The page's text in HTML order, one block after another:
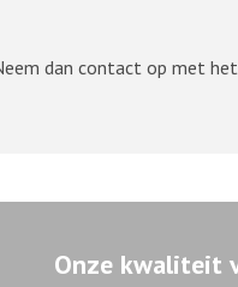
dan contact op met het
Onze kwaliteit